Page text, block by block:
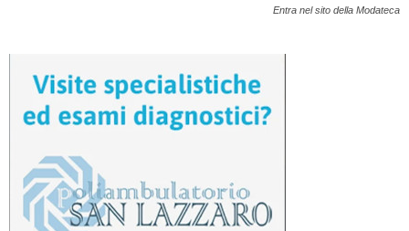
Entra nel sito della Modateca